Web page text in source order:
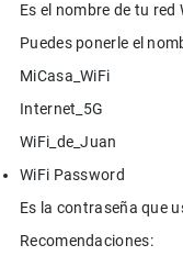
Es el nombre de tu
Puedes ponerle el
MiCasa_WiFi
Internet_5G
WiFi_de_Juan
WiFi Password
Es la contraseña que
Recomendaciones: